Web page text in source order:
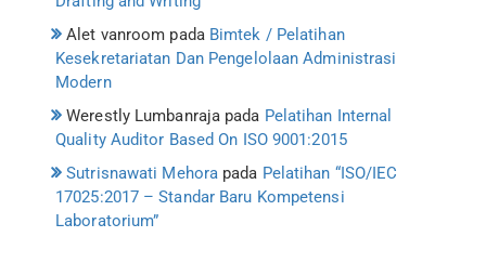
Alet vanroom pada Bimtek / Pelatihan
Kesekretariatan Dan Pengelolaan Administrasi
Modern
Werestly Lumbanraja pada Pelatihan Internal
Quality Auditor Based On ISO 9001:2015
Sutrisnawati Mehora pada Pelatihan “ISO/IEC
17025:2017 – Standar Baru Kompetensi
Laboratorium”